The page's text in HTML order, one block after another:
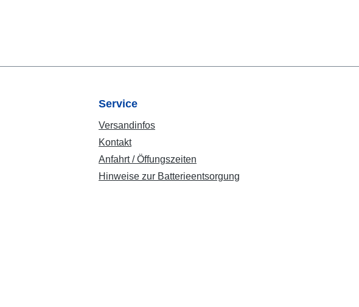
Service
Versandinfos
Kontakt
Anfahrt / Öffungszeiten
Hinweise zur Batterieentsorgung